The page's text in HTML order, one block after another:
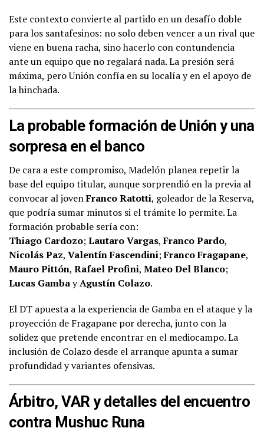
Este contexto convierte al partido en un desafío doble
para los santafesinos: no solo deben vencer a un rival que
viene en buena racha, sino hacerlo con contundencia
ante un equipo que no regalará nada. La presión será
máxima, pero Unión confía en su localía y en el apoyo de
la hinchada.
La probable formación de Unión y una
sorpresa en el banco
De cara a este compromiso, Madelón planea repetir la
base del equipo titular, aunque sorprendió en la previa al
convocar al jovenFranco Ratotti, goleador de la Reserva,
que podría sumar minutos si el trámite lo permite. La
formación probable sería con:
Thiago Cardozo;Lautaro Vargas,Franco Pardo,
Nicolás Paz, Valentín Fascendini;Franco Fragapane,
Mauro Pittón, Rafael Profini, Mateo Del Blanco;
Lucas GambayAgustín Colazo.
El DT apuesta a la experiencia de Gamba en el ataque y la
proyección de Fragapane por derecha, junto con la
solidez que pretende encontrar en el mediocampo. La
inclusión de Colazo desde el arranque apunta a sumar
profundidad y variantes ofensivas.
Árbitro, VAR y detalles del encuentro
contra Mushuc Runa